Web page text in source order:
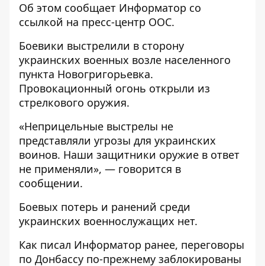
Об этом сообщает Информатор со
ссылкой на пресс-центр ООС.
Боевики выстрелили в сторону
украинских военных возле населенного
пункта Новогригорьевка.
Провокационный огонь открыли из
стрелкового оружия.
«Неприцельные выстрелы не
представляли угрозы для украинских
воинов. Наши защитники оружие в ответ
не применяли», — говорится в
сообщении.
Боевых потерь и ранений среди
украинских военнослужащих нет.
Как писал Информатор ранее, переговоры
по Донбассу по-прежнему заблокированы